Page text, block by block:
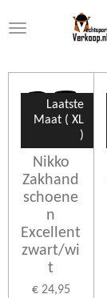
direct
de
hoofdinhoud
Laatste
Maat ( XL
)
Nikko
Zakhand
schoene
n
Excellent
zwart/wi
t
€ 24,95